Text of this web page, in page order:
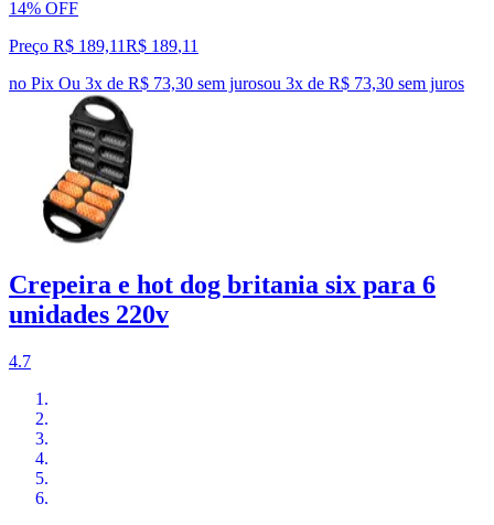
14% OFF
Preço R$ 189,11R$ 189,11
no Pix Ou 3x de R$ 73,30 sem jurosou 3x de R$ 73,30 sem juros
Crepeira e hot dog britania six para 6
unidades 220v
4.7